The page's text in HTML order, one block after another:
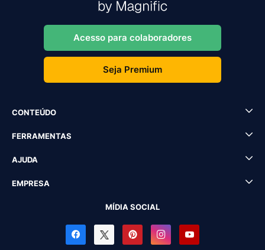
Acesso para colaboradores
Seja Premium
CONTEÚDO
FERRAMENTAS
AJUDA
EMPRESA
MÍDIA SOCIAL